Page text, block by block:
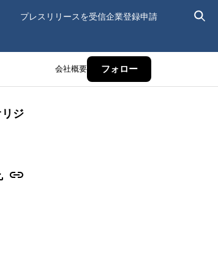
プレスリリースを受信企業登録申請
会社概要 フォロー
ジ